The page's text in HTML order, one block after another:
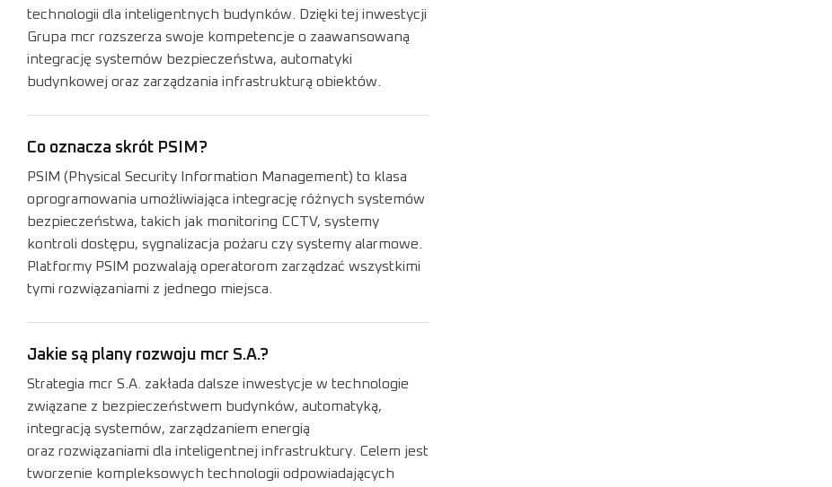
technologii dla inteligentnych budynków. Dzięki tej inwestycji
Grupa mcr rozszerza swoje kompetencje o zaawansowaną
integrację systemów bezpieczeństwa, automatyki
budynkowej oraz zarządzania infrastrukturą obiektów.
Co oznacza skrót PSIM?
PSIM (Physical Security Information Management) to klasa
oprogramowania umożliwiająca integrację różnych systemów
bezpieczeństwa, takich jak monitoring CCTV, systemy
kontroli dostępu, sygnalizacja pożaru czy systemy alarmowe.
Platformy PSIM pozwalają operatorom zarządzać wszystkimi
tymi rozwiązaniami z jednego miejsca.
Jakie są plany rozwoju mcr S.A.?
Strategia mcr S.A. zakłada dalsze inwestycje w technologie
związane z bezpieczeństwem budynków, automatyką,
integracją systemów, zarządzaniem energią
oraz rozwiązaniami dla inteligentnej infrastruktury. Celem jest
tworzenie kompleksowych technologii odpowiadających